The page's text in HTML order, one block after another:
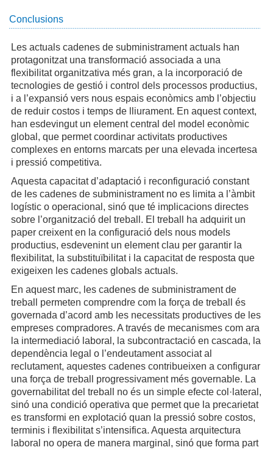
Conclusions
Les actuals cadenes de subministrament actuals han
protagonitzat una transformació associada a una
flexibilitat organitzativa més gran, a la incorporació de
tecnologies de gestió i control dels processos productius,
i a l’expansió vers nous espais econòmics amb l’objectiu
de reduir costos i temps de lliurament. En aquest context,
han esdevingut un element central del model econòmic
global, que permet coordinar activitats productives
complexes en entorns marcats per una elevada incertesa
i pressió competitiva.
Aquesta capacitat d’adaptació i reconfiguració constant
de les cadenes de subministrament no es limita a l’àmbit
logístic o operacional, sinó que té implicacions directes
sobre l’organització del treball. El treball ha adquirit un
paper creixent en la configuració dels nous models
productius, esdevenint un element clau per garantir la
flexibilitat, la substituïbilitat i la capacitat de resposta que
exigeixen les cadenes globals actuals.
En aquest marc, les cadenes de subministrament de
treball permeten comprendre com la força de treball és
governada d’acord amb les necessitats productives de les
empreses compradores. A través de mecanismes com ara
la intermediació laboral, la subcontractació en cascada, la
dependència legal o l’endeutament associat al
reclutament, aquestes cadenes contribueixen a configurar
una força de treball progressivament més governable. La
governabilitat del treball no és un simple efecte col·lateral,
sinó una condició operativa que permet que la precarietat
es transformi en explotació quan la pressió sobre costos,
terminis i flexibilitat s’intensifica. Aquesta arquitectura
laboral no opera de manera marginal, sinó que forma part